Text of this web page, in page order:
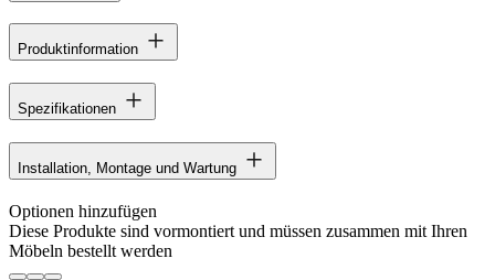
Produktinformation
Spezifikationen
Installation, Montage und Wartung
Optionen hinzufügen
Diese Produkte sind vormontiert und müssen zusammen mit Ihren
Möbeln bestellt werden